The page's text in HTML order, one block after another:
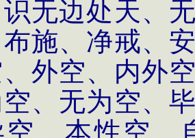
无边处天、
施、净戒、
外空、内外
、无为空、
空、本性空、